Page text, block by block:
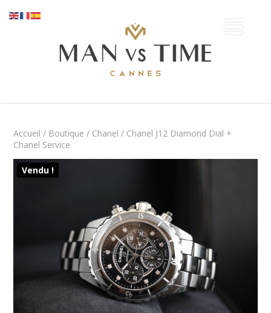
Accueil / Boutique / Chanel / Chanel J12 Diamond Dial +
Chanel Service
Vendu !